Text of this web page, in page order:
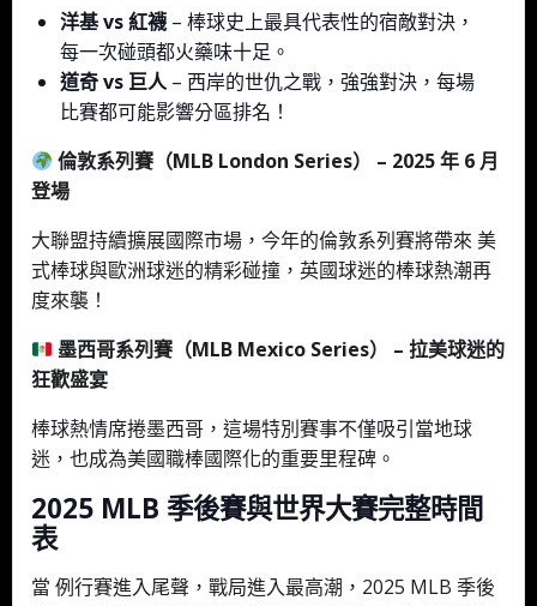
洋基 vs 紅襪 – 棒球史上最具代表性的宿敵對決，
每一次碰頭都火藥味十足。
道奇 vs 巨人– 西岸的世仇之戰，強強對決，每場
比賽都可能影響分區排名！
倫敦系列賽（MLB London Series） – 2025 年 6 月
登場
大聯盟持續擴展國際市場，今年的倫敦系列賽將帶來 美
式棒球與歐洲球迷的精彩碰撞，英國球迷的棒球熱潮再
度來襲！
墨西哥系列賽（MLB Mexico Series） – 拉美球迷的
狂歡盛宴
棒球熱情席捲墨西哥，這場特別賽事不僅吸引當地球
迷，也成為美國職棒國際化的重要里程碑。
2025 MLB 季後賽與世界大賽完整時間
表
當 例行賽進入尾聲，戰局進入最高潮，2025 MLB 季後